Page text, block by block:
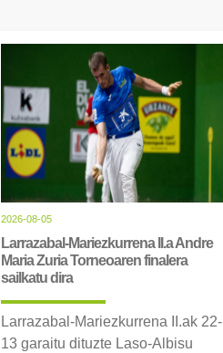
2026-08-05
Larrazabal-Mariezkurrena II.a Andre
Maria Zuria Torneoaren finalera
sailkatu dira
Larrazabal-Mariezkurrena II.ak 22-
13 garaitu dituzte Laso-Albisu